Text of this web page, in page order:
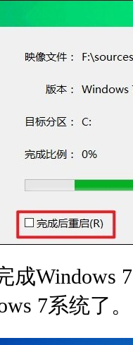
成Windows 7
7系统了。